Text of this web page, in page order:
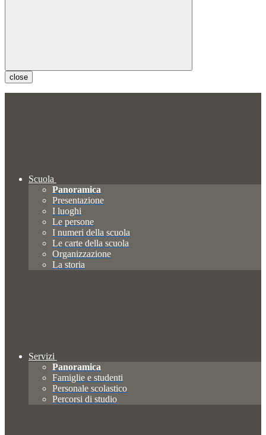
close
Scuola
Panoramica
Presentazione
I luoghi
Le persone
I numeri della scuola
Le carte della scuola
Organizzazione
La storia
Servizi
Panoramica
Famiglie e studenti
Personale scolastico
Percorsi di studio